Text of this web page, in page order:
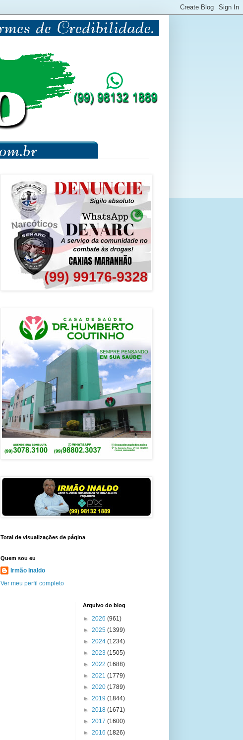
Total de visualizações de página
Quem sou eu
Irmão Inaldo
Ver meu perfil completo
Arquivo do blog
► 2026 (961)
► 2025 (1399)
► 2024 (1234)
► 2023 (1505)
► 2022 (1688)
► 2021 (1779)
► 2020 (1789)
► 2019 (1844)
► 2018 (1671)
► 2017 (1600)
► 2016 (1826)